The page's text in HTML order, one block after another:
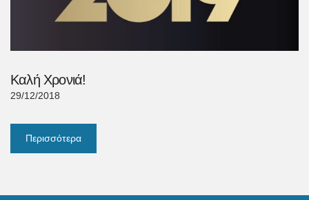
Καλή Χρονιά!
29/12/2018
Περισσότερα